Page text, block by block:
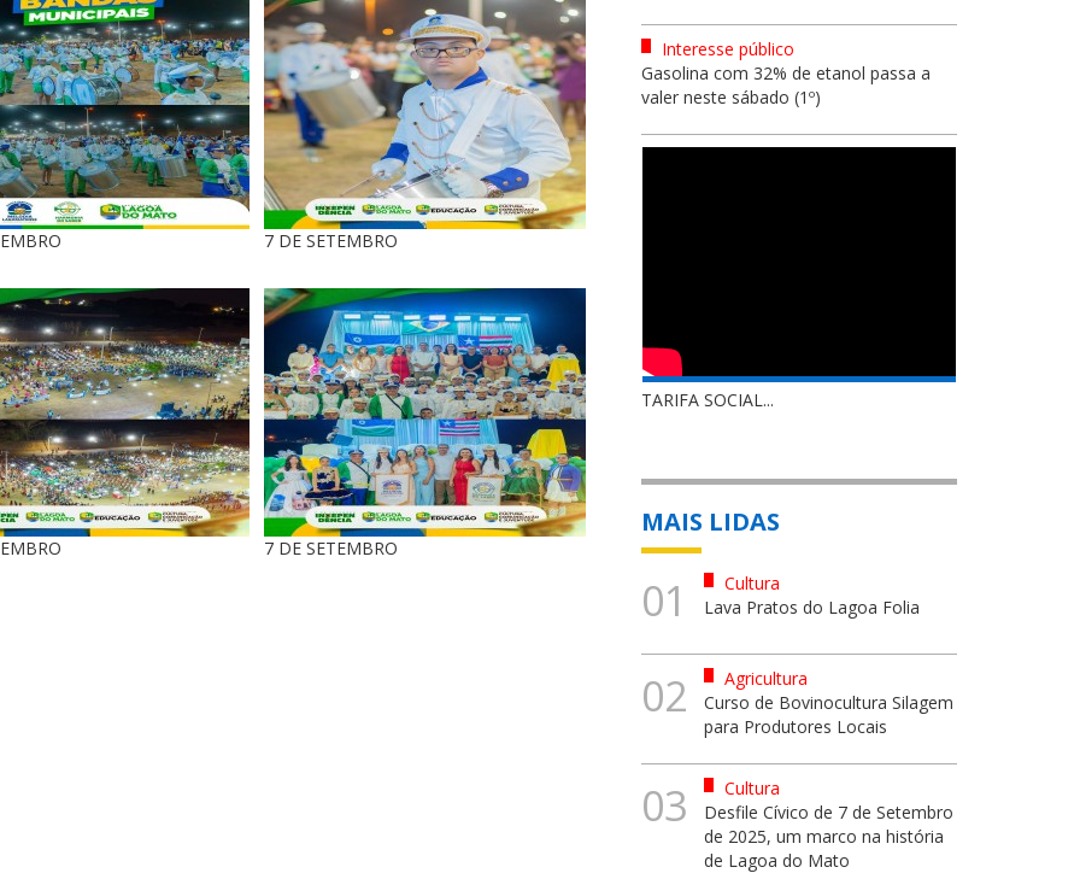
7 DE SETEMBRO
7 DE SETEMBRO
Interesse público
Gasolina com 32% de etanol passa a
valer neste sábado (1º)
TARIFA SOCIAL...
MAIS LIDAS
01
Cultura
Lava Pratos do Lagoa Folia
02
Agricultura
Curso de Bovinocultura Silagem
para Produtores Locais
03
Cultura
Desfile Cívico de 7 de Setembro
de 2025, um marco na história
de Lagoa do Mato